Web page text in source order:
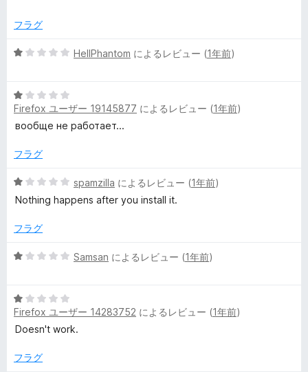
2. Activate the plugin
5. Edit again
6. Switch the editor view to code view
7. The appended code is visible.
Other WYSIWYG-Editors may also be affected.
て
フラグ
5
中
1
の
価
HellPhantom によるレビュー (1年前)
5
段
階
1
評
価
Firefox ユーザー 19145877 によるレビュー (1年前)
вообще не работает...
フラグ
5
段
中
の
spamzilla によるレビュー (1年前)
Nothing happens after you install it.
フラグ
5
中
1
の
価
Samsan によるレビュー (1年前)
5
段
階
1
Firefox ユーザー 14283752 によるレビュー (1年前)
Doesn't work.
フラグ